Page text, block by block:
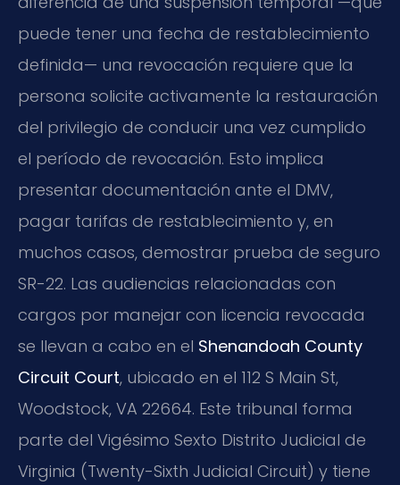
puede tener una fecha de restablecimiento
definida— una revocación requiere que la
persona solicite activamente la restauración
del privilegio de conducir una vez cumplido
el período de revocación. Esto implica
presentar documentación ante el DMV,
pagar tarifas de restablecimiento y, en
muchos casos, demostrar prueba de seguro
SR-22. Las audiencias relacionadas con
cargos por manejar con licencia revocada
se llevan a cabo en el Shenandoah County
Circuit Court, ubicado en el 112 S Main St,
Woodstock, VA 22664. Este tribunal forma
parte del Vigésimo Sexto Distrito Judicial de
Virginia (Twenty-Sixth Judicial Circuit) y tiene